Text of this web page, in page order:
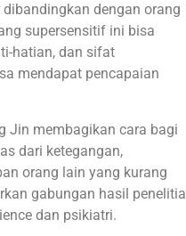
dengan orang
supersensitif ini bisa
hatian, dan sifat
mendapat pencapaian
Jin membagikan cara bagi
dari ketegangan,
orang lain yang kurang
gabungan hasil
dan psikiatri.